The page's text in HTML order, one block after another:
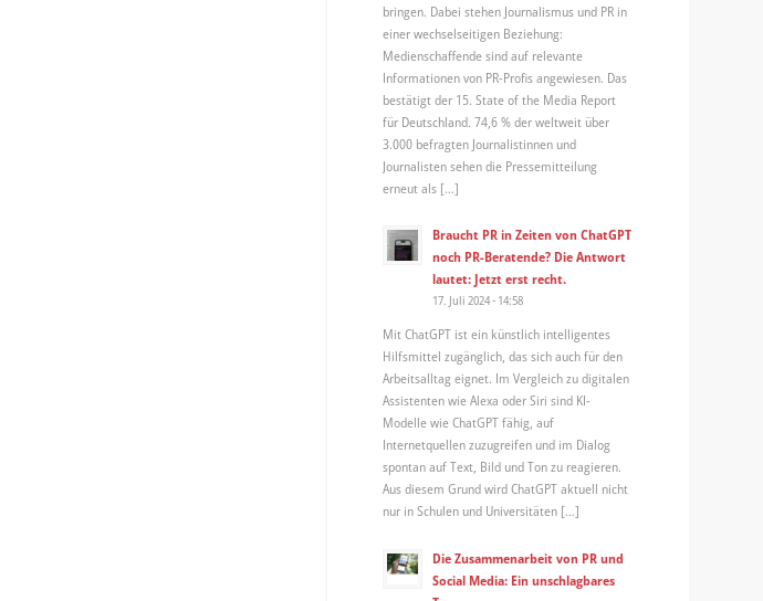
bringen. Dabei stehen Journalismus und PR in
einer wechselseitigen Beziehung:
Medienschaffende sind auf relevante
Informationen von PR-Profis angewiesen. Das
bestätigt der 15. State of the Media Report
für Deutschland. 74,6 % der weltweit über
3.000 befragten Journalistinnen und
Journalisten sehen die Pressemitteilung
erneut als […]
Braucht PR in Zeiten von ChatGPT
noch PR-Beratende? Die Antwort
lautet: Jetzt erst recht.
17. Juli 2024 - 14:58
Mit ChatGPT ist ein künstlich intelligentes
Hilfsmittel zugänglich, das sich auch für den
Arbeitsalltag eignet. Im Vergleich zu digitalen
Assistenten wie Alexa oder Siri sind KI-
Modelle wie ChatGPT fähig, auf
Internetquellen zuzugreifen und im Dialog
spontan auf Text, Bild und Ton zu reagieren.
Aus diesem Grund wird ChatGPT aktuell nicht
nur in Schulen und Universitäten […]
Die Zusammenarbeit von PR und
Social Media: Ein unschlagbares